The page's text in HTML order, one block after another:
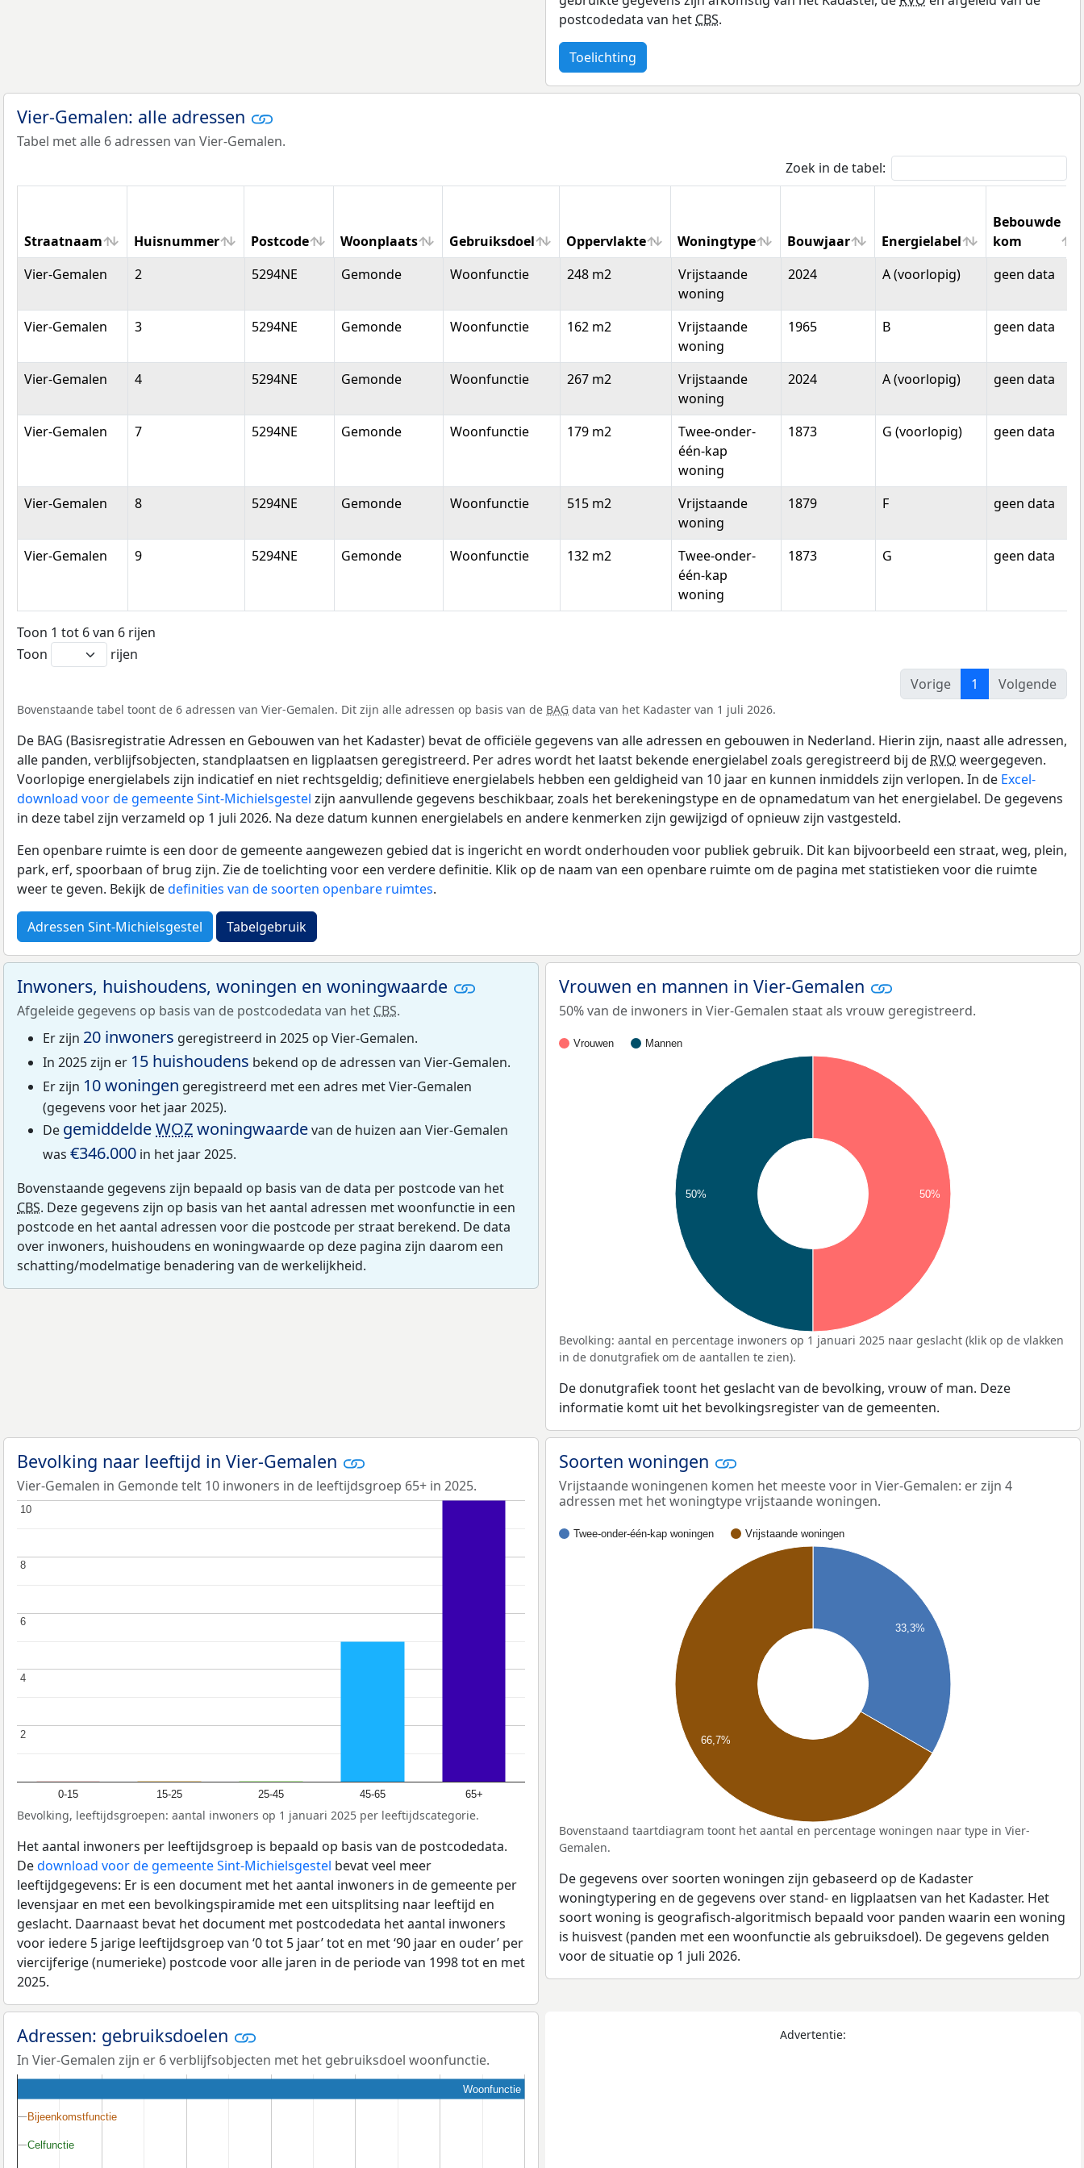
postcodedata van het CBS.
Toelichting
Vier-Gemalen: alle adressen
Tabel met alle 6 adressen van Vier-Gemalen.
Zoek in de tabel:
Straatnaam Huisnummer Postcode Woonplaats Gebruiksdoel Oppervlakte Woningtype Bouwjaar Energielabel
Bebouwde
kom
Straatnaam
Huisnummer Postcode Woonplaats Gebruiksdoel Oppervlakte Woningtype Bouwjaar Energielabel
Bebouwde
kom
Vier-Gemalen 2 5294NE Gemonde Woonfunctie 248 m2
Vrijstaande
woning
2024 A (voorlopig) geen data
Vier-Gemalen 3 5294NE Gemonde Woonfunctie 162 m2
Vrijstaande
woning
1965 B geen data
Vier-Gemalen 4 5294NE Gemonde Woonfunctie 267 m2
Vrijstaande
woning
2024 A (voorlopig) geen data
Vier-Gemalen 7 5294NE Gemonde Woonfunctie 179 m2
Twee-onder-
één-kap
woning
1873 G (voorlopig) geen data
Vier-Gemalen 8 5294NE Gemonde Woonfunctie 515 m2
Vrijstaande
woning
1879 F geen data
Vier-Gemalen 9 5294NE Gemonde Woonfunctie 132 m2
Twee-onder-
één-kap
woning
1873 G geen data
Toon 1 tot 6 van 6 rijen
Toon
rijen
Vorige
1 Volgende
Bovenstaande tabel toont de 6 adressen van Vier-Gemalen. Dit zijn alle adressen op basis van de BAG data van het Kadaster van 1 juli 2026.
De BAG (Basisregistratie Adressen en Gebouwen van het Kadaster) bevat de officiële gegevens van alle adressen en gebouwen in Nederland. Hierin zijn, naast alle adressen,
alle panden, verblijfsobjecten, standplaatsen en ligplaatsen geregistreerd. Per adres wordt het laatst bekende energielabel zoals geregistreerd bij de RVO weergegeven.
Voorlopige energielabels zijn indicatief en niet rechtsgeldig; definitieve energielabels hebben een geldigheid van 10 jaar en kunnen inmiddels zijn verlopen. In de Excel-
download voor de gemeente Sint-Michielsgestel zijn aanvullende gegevens beschikbaar, zoals het berekeningstype en de opnamedatum van het energielabel. De gegevens
in deze tabel zijn verzameld op 1 juli 2026. Na deze datum kunnen energielabels en andere kenmerken zijn gewijzigd of opnieuw zijn vastgesteld.
Een openbare ruimte is een door de gemeente aangewezen gebied dat is ingericht en wordt onderhouden voor publiek gebruik. Dit kan bijvoorbeeld een straat, weg, plein,
park, erf, spoorbaan of brug zijn. Zie de toelichting voor een verdere definitie. Klik op de naam van een openbare ruimte om de pagina met statistieken voor die ruimte
weer te geven. Bekijk dedefinities van de soorten openbare ruimtes.
Adressen Sint-Michielsgestel Tabelgebruik
Inwoners, huishoudens, woningen en woningwaarde
Afgeleide gegevens op basis van de postcodedata van het CBS.
Er zijn 20 inwoners geregistreerd in 2025 op Vier-Gemalen.
In 2025 zijn er 15 huishoudens bekend op de adressen van Vier-Gemalen.
Er zijn 10 woningen geregistreerd met een adres met Vier-Gemalen
(gegevens voor het jaar 2025).
De gemiddeldeWOZwoningwaardevan de huizen aan Vier-Gemalen
was €346.000 in het jaar 2025.
Bovenstaande gegevens zijn bepaald op basis van de data per postcode van het
CBS. Deze gegevens zijn op basis van het aantal adressen met woonfunctie in een
postcode en het aantal adressen voor die postcode per straat berekend. De data
over inwoners, huishoudens en woningwaarde op deze pagina zijn daarom een
schatting/modelmatige benadering van de werkelijkheid.
Vrouwen en mannen in Vier-Gemalen
50% van de inwoners in Vier-Gemalen staat als vrouw geregistreerd.
Vrouwen Mannen
50% 50%
Bevolking: aantal en percentage inwoners op 1 januari 2025 naar geslacht (klik op de vlakken
in de donutgrafiek om de aantallen te zien).
De donutgrafiek toont het geslacht van de bevolking, vrouw of man. Deze
informatie komt uit het bevolkingsregister van de gemeenten.
Bevolking naar leeftijd in Vier-Gemalen
Vier-Gemalen in Gemonde telt 10 inwoners in de leeftijdsgroep 65+ in 2025.
0-15 15-25 25-45 45-65 65+
2
2
4
4
6
6
8
8
10
10
Bevolking, leeftijdsgroepen: aantal inwoners op 1 januari 2025 per leeftijdscategorie.
Het aantal inwoners per leeftijdsgroep is bepaald op basis van de postcodedata.
Dedownload voor de gemeente Sint-Michielsgestel bevat veel meer
leeftijdgegevens: Er is een document met het aantal inwoners in de gemeente per
levensjaar en met een bevolkingspiramide met een uitsplitsing naar leeftijd en
geslacht. Daarnaast bevat het document met postcodedata het aantal inwoners
voor iedere 5 jarige leeftijdsgroep van ‘0 tot 5 jaar’ tot en met ‘90 jaar en ouder’ per
viercijferige (numerieke) postcode voor alle jaren in de periode van 1998 tot en met
2025.
Soorten woningen
Vrijstaande woningenen komen het meeste voor in Vier-Gemalen: er zijn 4
adressen met het woningtype vrijstaande woningen.
Twee-onder-één-kap woningen Vrijstaande woningen
33,3%
66,7%
Bovenstaand taartdiagram toont het aantal en percentage woningen naar type in Vier-
Gemalen.
De gegevens over soorten woningen zijn gebaseerd op de Kadaster
woningtypering en de gegevens over stand- en ligplaatsen van het Kadaster. Het
soort woning is geografisch-algoritmisch bepaald voor panden waarin een woning
is huisvest (panden met een woonfunctie als gebruiksdoel). De gegevens gelden
voor de situatie op 1 juli 2026.
Adressen: gebruiksdoelen
In Vier-Gemalen zijn er 6 verblijfsobjecten met het gebruiksdoel woonfunctie.
Woonfunctie
Bijeenkomstfunctie
Bijeenkomstfunctie
Celfunctie
Celfunctie
Advertentie: